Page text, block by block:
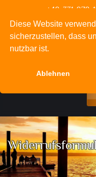
Diese Website
sicherzustellen, dass
nutzbar ist.
Ablehnen
+49-331-979-